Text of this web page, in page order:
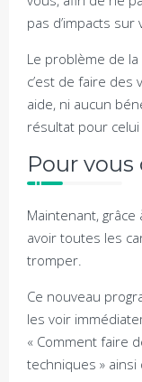
pas d’impacts sur
Le problème de
c’est de faire des
aide, ni aucun
résultat pour
Pour vous
Maintenant, grâce
avoir toutes les
tromper.
Ce nouveau
les voir
« Comment faire
techniques »